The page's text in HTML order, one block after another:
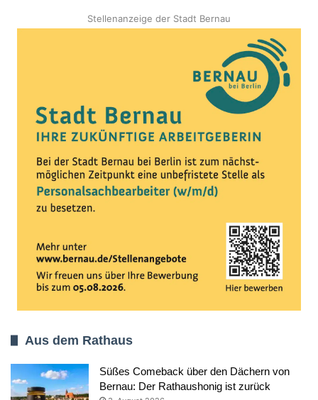
Stellenanzeige der Stadt Bernau
Aus dem Rathaus
Süßes Comeback über den Dächern von
Bernau: Der Rathaushonig ist zurück